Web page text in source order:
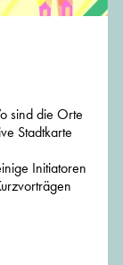
sind die Orte
Stadtkarte
Initiatoren